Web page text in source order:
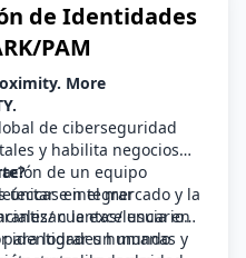
de Identidades
PAM
More
de ciberseguridad
y habilita negocios
de un equipo
únicas en el mercado y la
la excelencia en
lograr un mundo
e integrar
cuentas/ usuarios
identidades humanas y